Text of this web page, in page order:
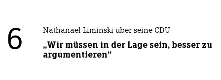
6 Nathanael Liminski über seine CDU
„Wir müssen in der Lage sein, besser zu
argumentieren“